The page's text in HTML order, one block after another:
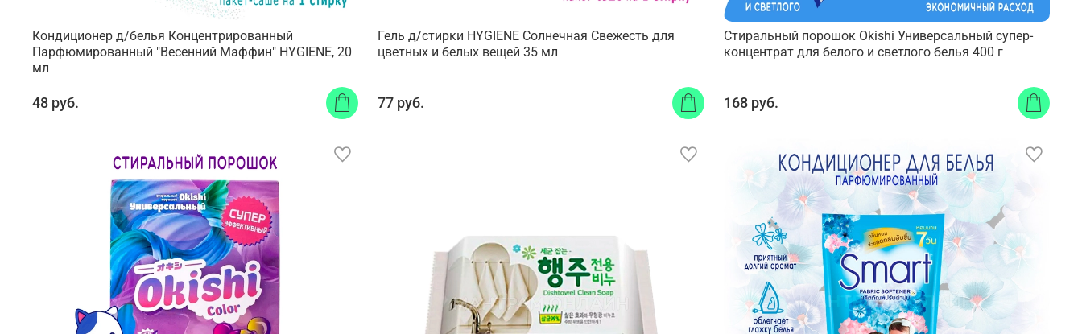
Кондиционер д/белья Концентрированный
Парфюмированный "Весенний Маффин" HYGIENE, 20
мл
48 руб.
Гель д/стирки HYGIENE Солнечная Свежесть для
цветных и белых вещей 35 мл
77 руб.
Стиральный порошок Okishi Универсальный супер-
концентрат для белого и светлого белья 400 г
168 руб.